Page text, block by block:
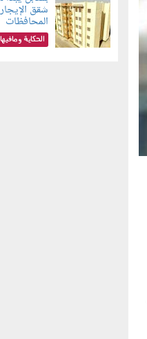
080801.jpg شقق
المحافظات
الحكاية ومافيها